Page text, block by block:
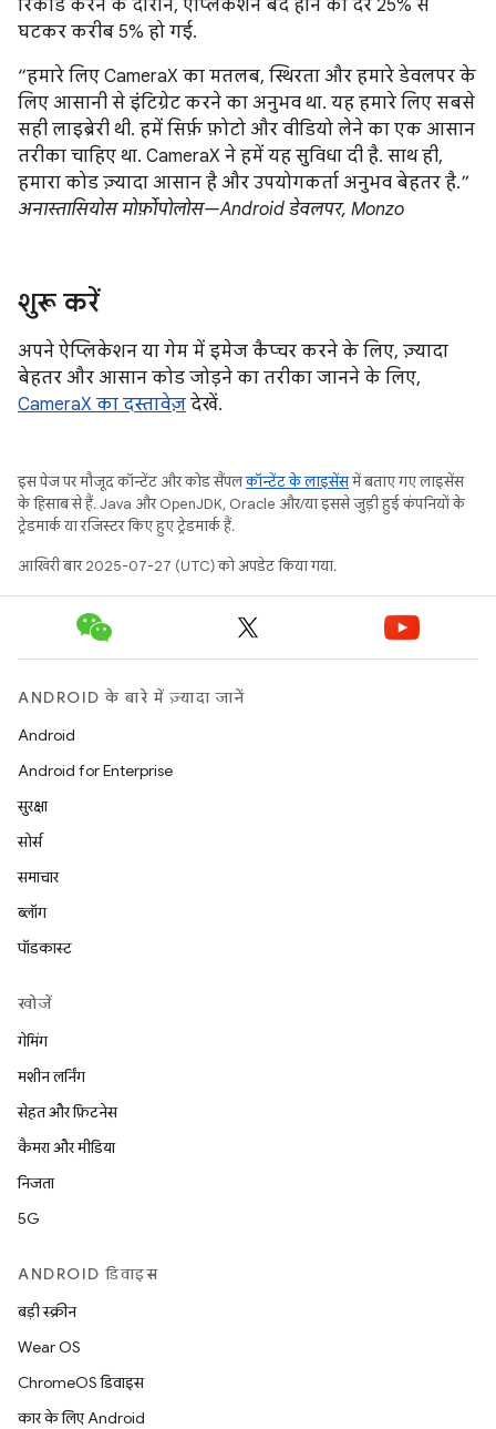
रिकॉर्ड करने के दौरान, ऐप्लिकेशन बंद होने की दर 25% से
घटकर करीब 5% हो गई.
“हमारे लिए CameraX का मतलब, स्थिरता और हमारे डेवलपर के
लिए आसानी से इंटिग्रेट करने का अनुभव था. यह हमारे लिए सबसे
सही लाइब्रेरी थी. हमें सिर्फ़ फ़ोटो और वीडियो लेने का एक आसान
तरीका चाहिए था. CameraX ने हमें यह सुविधा दी है. साथ ही,
हमारा कोड ज़्यादा आसान है और उपयोगकर्ता अनुभव बेहतर है.”
अनास्तासियोस मोर्फ़ोपोलोस—Android डेवलपर, Monzo
शुरू करें
अपने ऐप्लिकेशन या गेम में इमेज कैप्चर करने के लिए, ज़्यादा
बेहतर और आसान कोड जोड़ने का तरीका जानने के लिए,
CameraX का दस्तावेज़ देखें.
इस पेज पर मौजूद कॉन्टेंट और कोड सैंपलकॉन्टेंट के लाइसेंसमें बताए गए लाइसेंस
के हिसाब से हैं. Java और OpenJDK, Oracle और/या इससे जुड़ी हुई कंपनियों के
ट्रेडमार्क या रजिस्टर किए हुए ट्रेडमार्क हैं.
आखिरी बार 2025-07-27 (UTC) को अपडेट किया गया.
ANDROID के बारे में ज़्यादा जानें
Android
Android for Enterprise
सुरक्षा
सोर्स
समाचार
ब्लॉग
पॉडकास्ट
खोजें
गेमिंग
मशीन लर्निंग
सेहत और फ़िटनेस
कैमरा और मीडिया
निजता
5G
ANDROID डिवाइस
बड़ी स्क्रीन
Wear OS
ChromeOS डिवाइस
कार के लिए Android